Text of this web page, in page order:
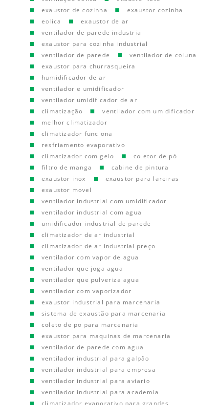
exaustor de cozinha
exaustor cozinha
eolica
exaustor de ar
ventilador de parede industrial
exaustor para cozinha industrial
ventilador de parede
ventilador de coluna
exaustor para churrasqueira
humidificador de ar
ventilador e umidificador
ventilador umidificador de ar
climatização
ventilador com umidificador
melhor climatizador
climatizador funciona
resfriamento evaporativo
climatizador com gelo
coletor de pó
filtro de manga
cabine de pintura
exaustor inox
exaustor para lareiras
exaustor movel
ventilador industrial com umidificador
ventilador industrial com agua
umidificador industrial de parede
climatizador de ar industrial
climatizador de ar industrial preço
ventilador com vapor de agua
ventilador que joga agua
ventilador que pulveriza agua
ventilador com vaporizador
exaustor industrial para marcenaria
sistema de exaustão para marcenaria
coleto de po para marcenaria
exaustor para maquinas de marcenaria
ventilador de parede com agua
ventilador industrial para galpão
ventilador industrial para empresa
ventilador industrial para aviario
ventilador industrial para academia
climatizador evaporativo para grandes